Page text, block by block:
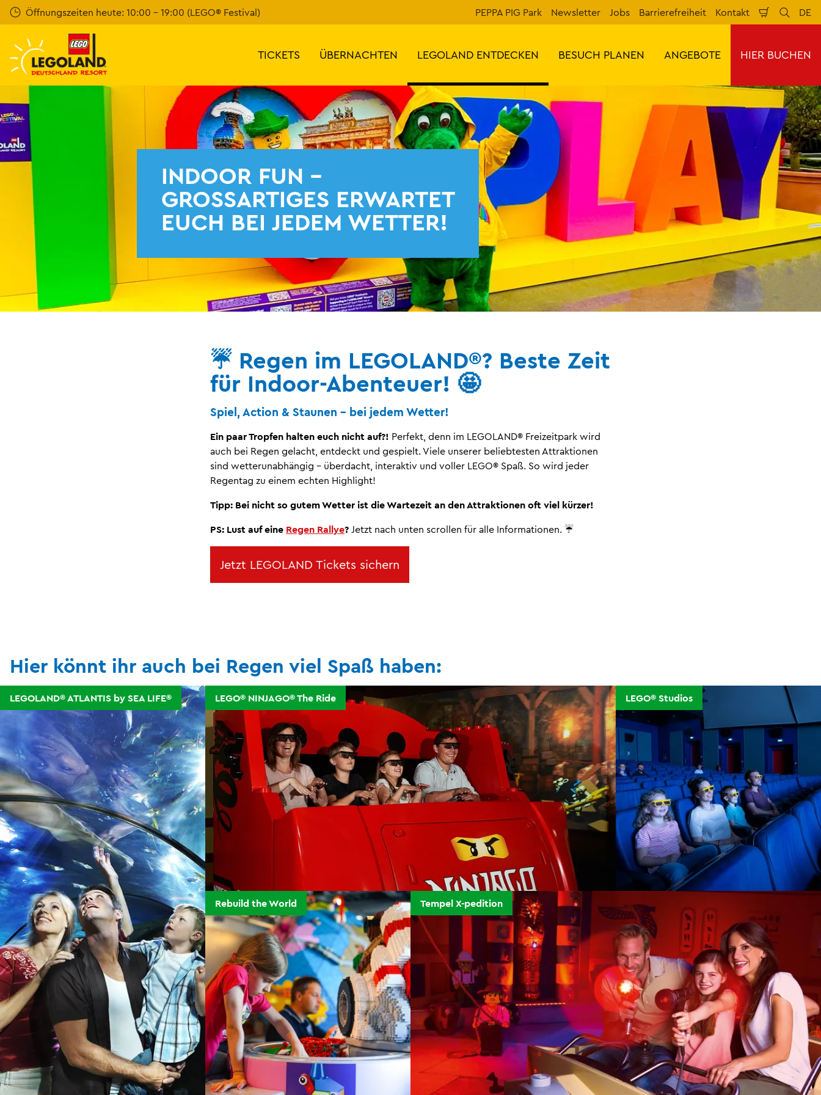
Weiter
zum
Hauptinhalt
Öffnungszeiten heute: 10:00 - 19:00 (LEGO® Festival) PEPPA PIG Park Newsletter Jobs Barrierefreiheit Kontakt Warenkorb
DE
TICKETS ÜBERNACHTEN LEGOLAND ENTDECKEN BESUCH PLANEN ANGEBOTE HIER BUCHEN
INDOOR FUN -
GROSSARTIGES ERWARTET
EUCH BEI JEDEM WETTER!
☔ Regen im LEGOLAND®? Beste Zeit
für Indoor-Abenteuer! 🤩
Spiel, Action & Staunen – bei jedem Wetter!
Ein paar Tropfen halten euch nicht auf?! Perfekt, denn im LEGOLAND® Freizeitpark wird
auch bei Regen gelacht, entdeckt und gespielt. Viele unserer beliebtesten Attraktionen
sind wetterunabhängig – überdacht, interaktiv und voller LEGO® Spaß. So wird jeder
Regentag zu einem echten Highlight!
Tipp: Bei nicht so gutem Wetter ist die Wartezeit an den Attraktionen oft viel kürzer!
PS: Lust auf eine Regen Rallye?Jetzt nach unten scrollen für alle Informationen. ☔
Jetzt LEGOLAND Tickets sichern
Hier könnt ihr auch bei Regen viel Spaß haben:
LEGOLAND® ATLANTIS by SEA LIFE® LEGO® NINJAGO® The Ride LEGO® Studios
Rebuild the World Tempel X-pedition